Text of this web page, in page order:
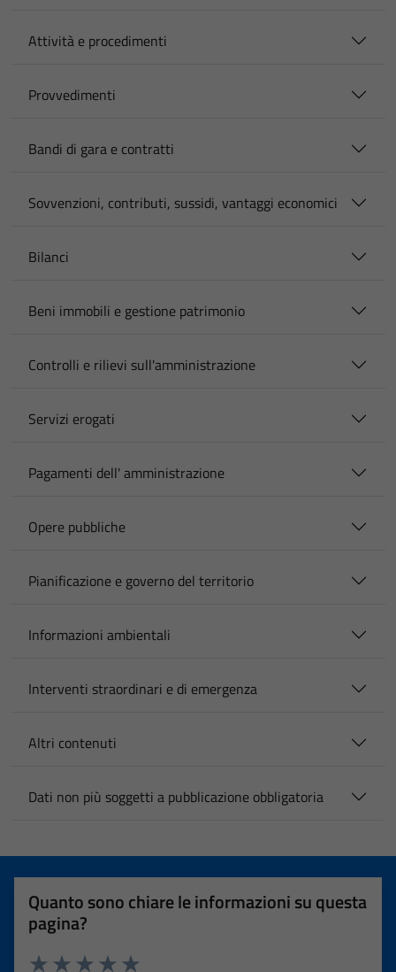
Attività e procedimenti
Provvedimenti
Bandi di gara e contratti
Sovvenzioni, contributi, sussidi, vantaggi economici
Bilanci
Beni immobili e gestione patrimonio
Controlli e rilievi sull'amministrazione
Servizi erogati
Pagamenti dell' amministrazione
Opere pubbliche
Pianificazione e governo del territorio
Informazioni ambientali
Interventi straordinari e di emergenza
Altri contenuti
Dati non più soggetti a pubblicazione obbligatoria
Quanto sono chiare le informazioni su questa
pagina?